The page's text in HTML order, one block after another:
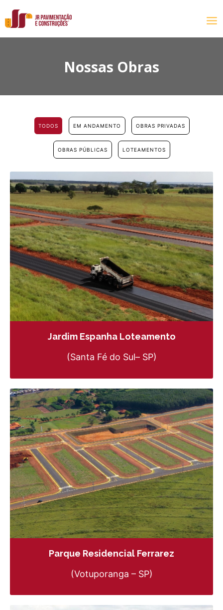
Nossas Obras
TODOS EM ANDAMENTO OBRAS PRIVADAS
OBRAS PÚBLICAS LOTEAMENTOS
Jardim Espanha Loteamento
(Santa Fé do Sul– SP)
Parque Residencial Ferrarez
(Votuporanga – SP)